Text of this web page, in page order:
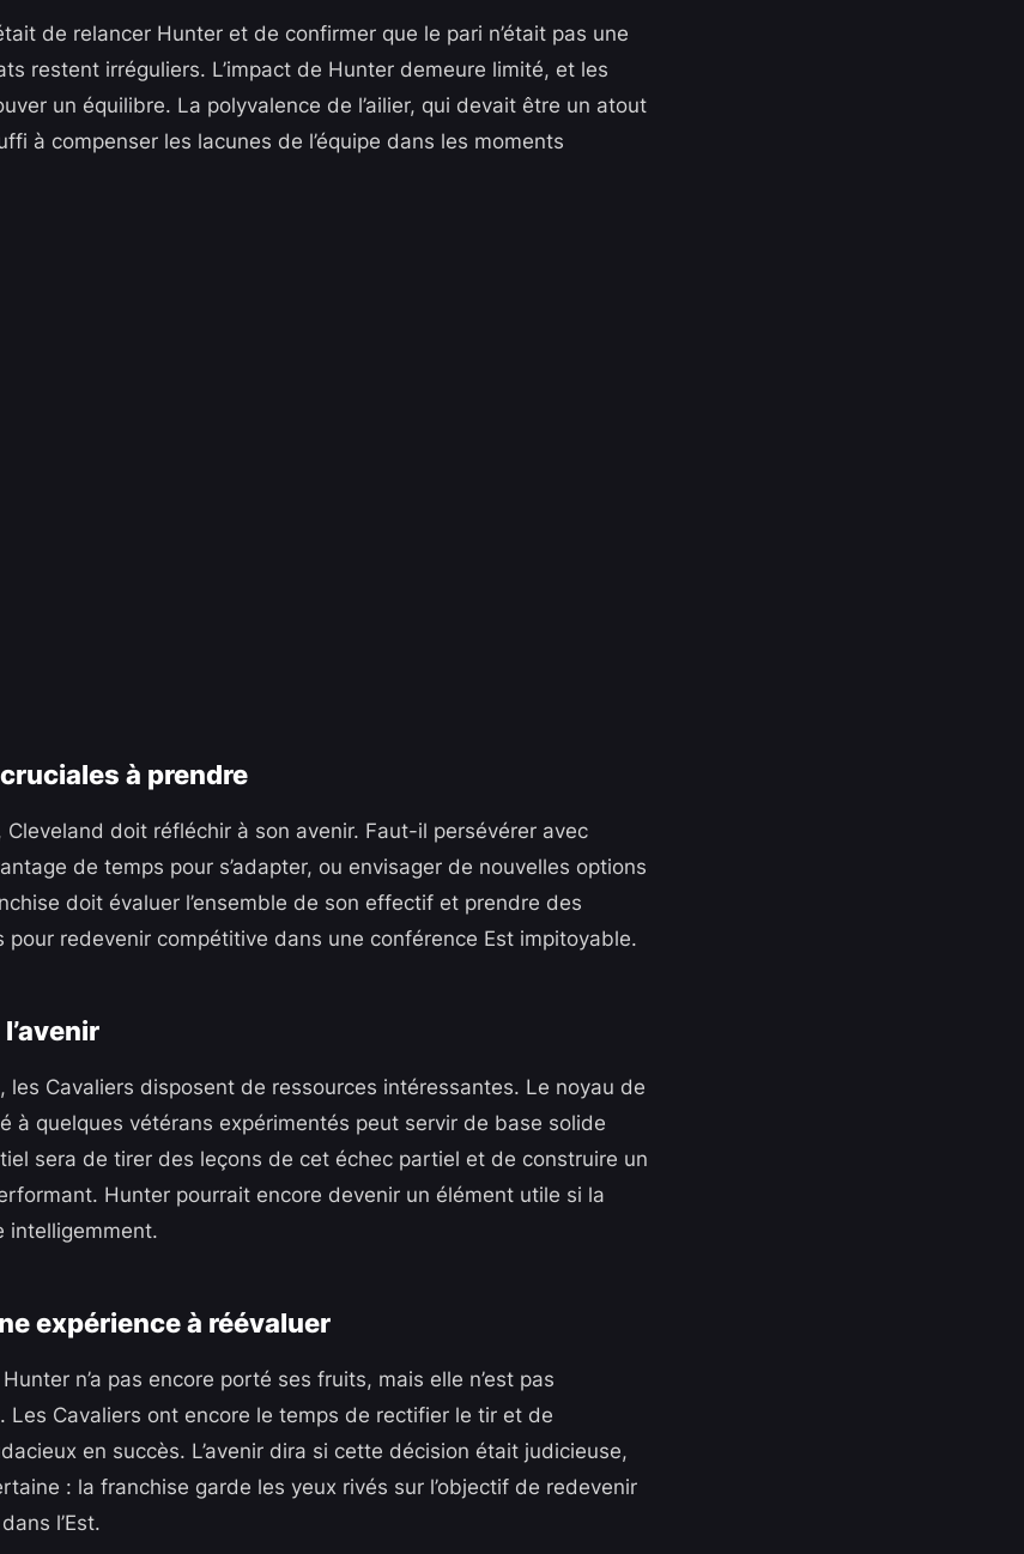
de relancer Hunter et de confirmer que le pari n’était pas une
restent irréguliers. L’impact de Hunter demeure limité, et les
un équilibre. La polyvalence de l’ailier, qui devait être un atout
à compenser les lacunes de l’équipe dans les moments
à prendre
doit réfléchir à son avenir. Faut-il persévérer avec
de temps pour s’adapter, ou envisager de nouvelles options
doit évaluer l’ensemble de son effectif et prendre des
pour redevenir compétitive dans une conférence Est impitoyable.
les Cavaliers disposent de ressources intéressantes. Le noyau de
à quelques vétérans expérimentés peut servir de base solide
sera de tirer des leçons de cet échec partiel et de construire un
Hunter pourrait encore devenir un élément utile si la
intelligemment.
expérience à réévaluer
n’a pas encore porté ses fruits, mais elle n’est pas
Les Cavaliers ont encore le temps de rectifier le tir et de
en succès. L’avenir dira si cette décision était judicieuse,
: la franchise garde les yeux rivés sur l’objectif de redevenir
l’Est.